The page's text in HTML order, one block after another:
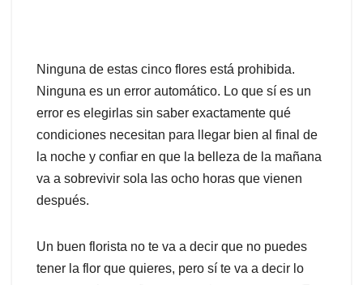
Ninguna de estas cinco flores está prohibida.
Ninguna es un error automático. Lo que sí es un
error es elegirlas sin saber exactamente qué
condiciones necesitan para llegar bien al final de
la noche y confiar en que la belleza de la mañana
va a sobrevivir sola las ocho horas que vienen
después.
Un buen florista no te va a decir que no puedes
tener la flor que quieres, pero sí te va a decir lo